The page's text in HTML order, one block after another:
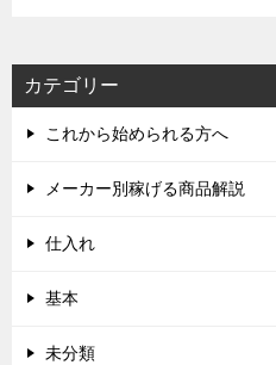
カテゴリー
これから始められる方へ
メーカー別稼げる商品解説
仕入れ
基本
未分類